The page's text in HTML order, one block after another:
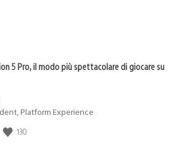
5 Pro, il modo più spettacolare di giocare su
Platform Experience
130